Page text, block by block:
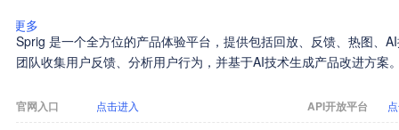
更多
Sprig 是一个全方位的产品体验平台，提供包括回放、反馈、热图、
团队收集用户反馈、分析用户行为，并基于AI技术生成产品改进方案
官网入口 点击进入 API开放平台